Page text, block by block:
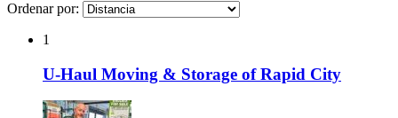
Ordenar por:
1
U-Haul Moving & Storage of Rapid City